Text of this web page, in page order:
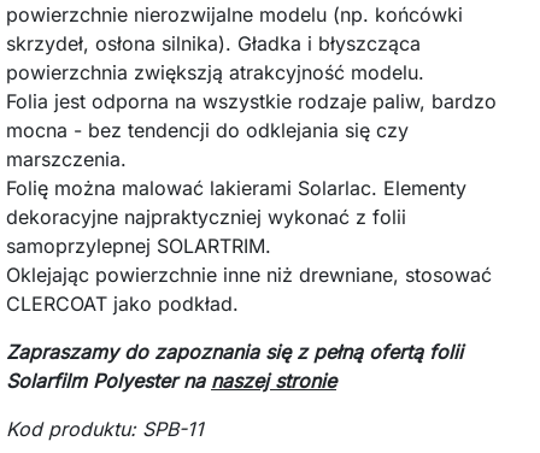
powierzchnie nierozwijalne modelu (np. końcówki
skrzydeł, osłona silnika). Gładka i błyszcząca
powierzchnia zwiększją atrakcyjność modelu.
Folia jest odporna na wszystkie rodzaje paliw, bardzo
mocna - bez tendencji do odklejania się czy
marszczenia.
Folię można malować lakierami Solarlac. Elementy
dekoracyjne najpraktyczniej wykonać z folii
samoprzylepnej SOLARTRIM.
Oklejając powierzchnie inne niż drewniane, stosować
CLERCOAT jako podkład.
Zapraszamy do zapoznania się z pełną ofertą folii
Solarfilm Polyester na naszej stronie
Kod produktu: SPB-11